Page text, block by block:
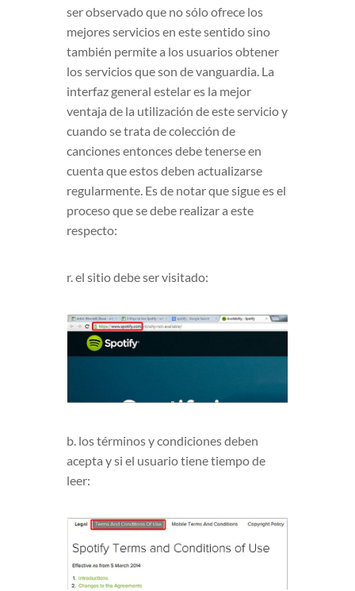
ser observado que no sólo ofrece los
mejores servicios en este sentido sino
también permite a los usuarios obtener
los servicios que son de vanguardia. La
interfaz general estelar es la mejor
ventaja de la utilización de este servicio y
cuando se trata de colección de
canciones entonces debe tenerse en
cuenta que estos deben actualizarse
regularmente. Es de notar que sigue es el
proceso que se debe realizar a este
respecto:
r. el sitio debe ser visitado:
b. los términos y condiciones deben
acepta y si el usuario tiene tiempo de
leer: